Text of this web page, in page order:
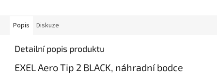
Popis Diskuze
Detailní popis produktu
EXEL Aero Tip 2 BLACK, náhradní bodce